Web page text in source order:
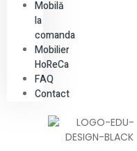
Mobilă
la
comanda
Mobilier
HoReCa
FAQ
Contact